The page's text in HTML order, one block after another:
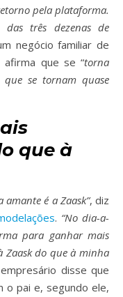
pela plataforma.
das três dezenas de
negócio familiar de
afirma que se “torna
que se tornam quase
que à
é a Zaask”, diz
. “No dia-a-
para ganhar mais
Zaask do que à minha
disse que
o pai e, segundo ele,